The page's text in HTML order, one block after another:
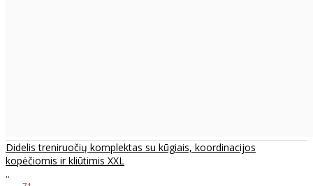
Didelis treniruočių komplektas su kūgiais, koordinacijos
kopėčiomis ir kliūtimis XXL
..